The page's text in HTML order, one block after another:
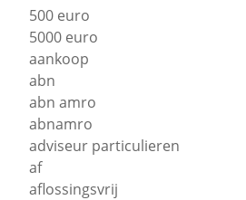
500 euro
5000 euro
aankoop
abn
abn amro
abnamro
adviseur particulieren
af
aflossingsvrij